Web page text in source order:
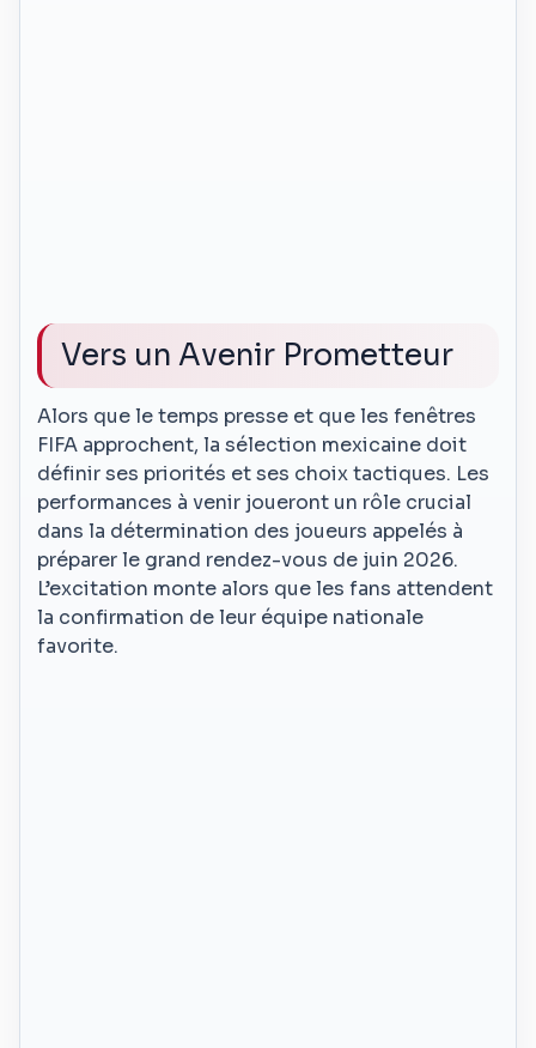
Vers un Avenir Prometteur
Alors que le temps presse et que les fenêtres
FIFA approchent, la sélection mexicaine doit
définir ses priorités et ses choix tactiques. Les
performances à venir joueront un rôle crucial
dans la détermination des joueurs appelés à
préparer le grand rendez-vous de juin 2026.
L’excitation monte alors que les fans attendent
la confirmation de leur équipe nationale
favorite.